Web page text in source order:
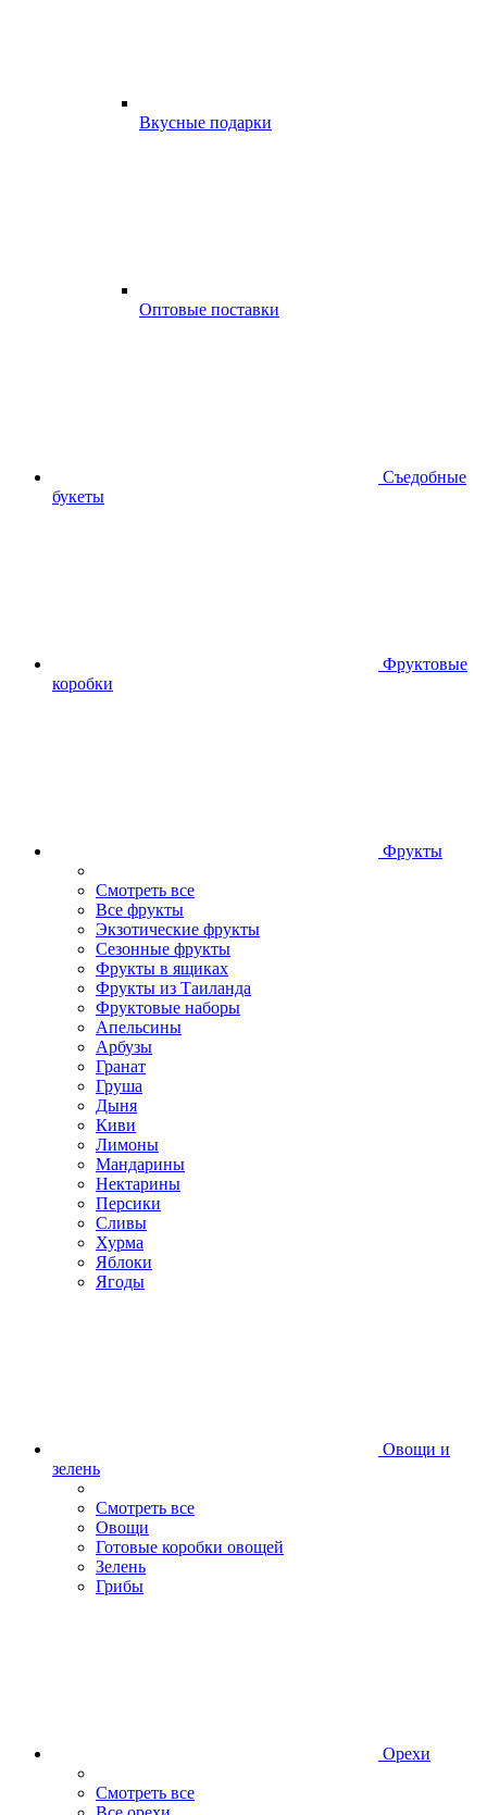
Вкусные подарки
Оптовые поставки
Съедобные
букеты
Фруктовые
коробки
Фрукты
Смотреть все
Все фрукты
Экзотические фрукты
Сезонные фрукты
Фрукты в ящиках
Фрукты из Таиланда
Фруктовые наборы
Апельсины
Арбузы
Гранат
Груша
Дыня
Киви
Лимоны
Мандарины
Нектарины
Персики
Сливы
Хурма
Яблоки
Ягоды
Овощи и
зелень
Смотреть все
Овощи
Готовые коробки овощей
Зелень
Грибы
Орехи
Смотреть все